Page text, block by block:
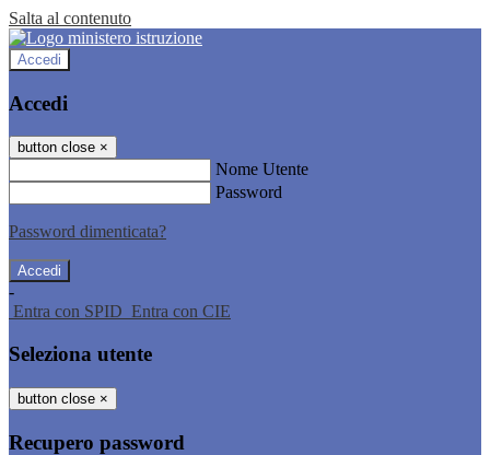
Salta al contenuto
Accedi
Accedi
button close ×
Nome Utente
Password
Password dimenticata?
-
Entra con SPID Entra con CIE
Seleziona utente
button close ×
Recupero password